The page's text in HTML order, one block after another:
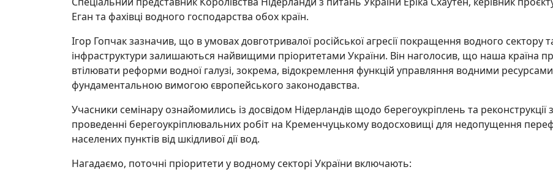
Еган та фахівці водного господарства обох країн.
Ігор Гопчак зазначив, що в умовах довготривалої російської агресії покращення водного сектору
інфраструктури залишаються найвищими пріоритетами України. Він наголосив, що наша країна
втілювати реформи водної галузі, зокрема, відокремлення функцій управляння водними
фундаментальною вимогою європейського законодавства.
Учасники семінару ознайомились із досвідом Нідерландів щодо берегоукріплень та
проведенні берегоукріплювальних робіт на Кременчуцькому водосховищі для недопущення
населених пунктів від шкідливої дії вод.
Нагадаємо, поточні пріоритети у водному секторі України включають: